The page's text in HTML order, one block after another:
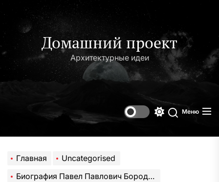
содержимому
Домашний проект
Архитектурные идеи
Поиск
Меню
Главная
Uncategorised
Биография Павел Павлович Бородин — краткий обзор жизни и достижений в мире искусства